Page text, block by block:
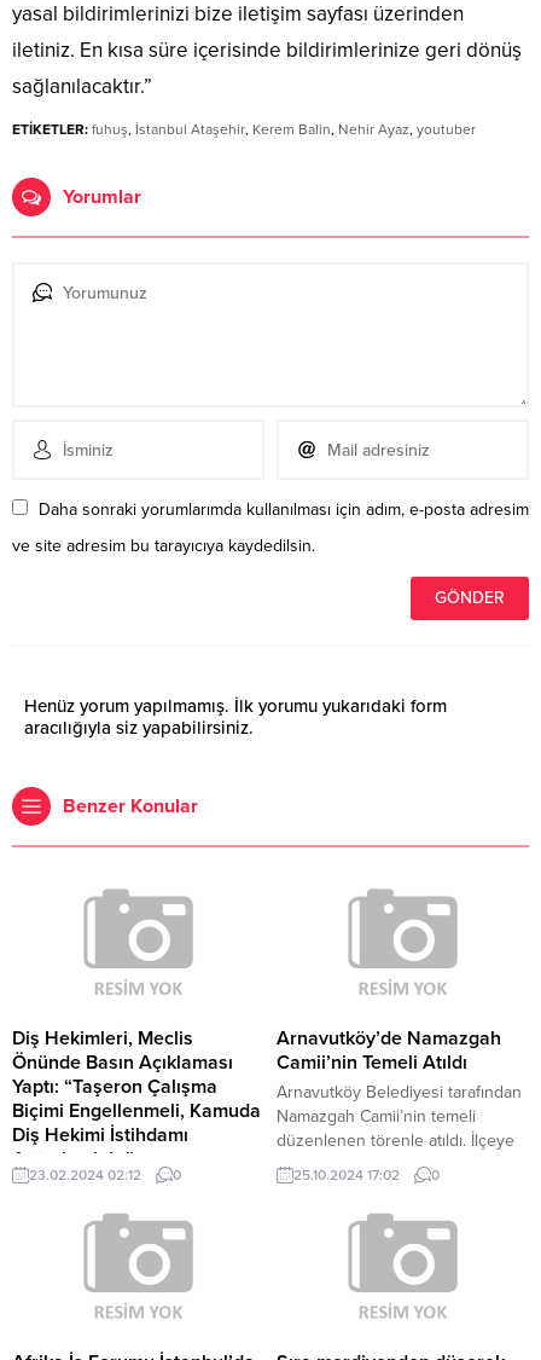
yasal bildirimlerinizi bize iletişim sayfası üzerinden
iletiniz. En kısa süre içerisinde bildirimlerinize geri dönüş
sağlanılacaktır.”
ETİKETLER: fuhuş, İstanbul Ataşehir, Kerem Balin, Nehir Ayaz, youtuber
Yorumlar
Daha sonraki yorumlarımda kullanılması için adım, e-posta adresim
ve site adresim bu tarayıcıya kaydedilsin.
Henüz yorum yapılmamış. İlk yorumu yukarıdaki form
aracılığıyla siz yapabilirsiniz.
Benzer Konular
Diş Hekimleri, Meclis
Önünde Basın Açıklaması
Yaptı: “Taşeron Çalışma
Biçimi Engellenmeli, Kamuda
Diş Hekimi İstihdamı
Arttırılmalıdır”
Ankara Diş Hekimleri Odası ve
sağlık emek meslek örgütleri,
TBMM Çankaya Kapısı yanındaki
Milli Egemenlik Parkı’nda
TBMM’de görüşülmekte olan ve
sağlıkla ilgili düzenlemeler içeren
23.02.2024 02:12 0
Arnavutköy’de Namazgah
Camii’nin Temeli Atıldı
Arnavutköy Belediyesi tarafından
Namazgah Camii’nin temeli
düzenlenen törenle atıldı. İlçeye
manevi ve sosyal değer
kazandıracak camii,
tamamlandığında önemli bir
buluşma noktası olacak.
Arnavutköy’ün manevi ve kültürel
yapısına önemli bir katkı
sağlayacak olan Namazgah
25.10.2024 17:02 0